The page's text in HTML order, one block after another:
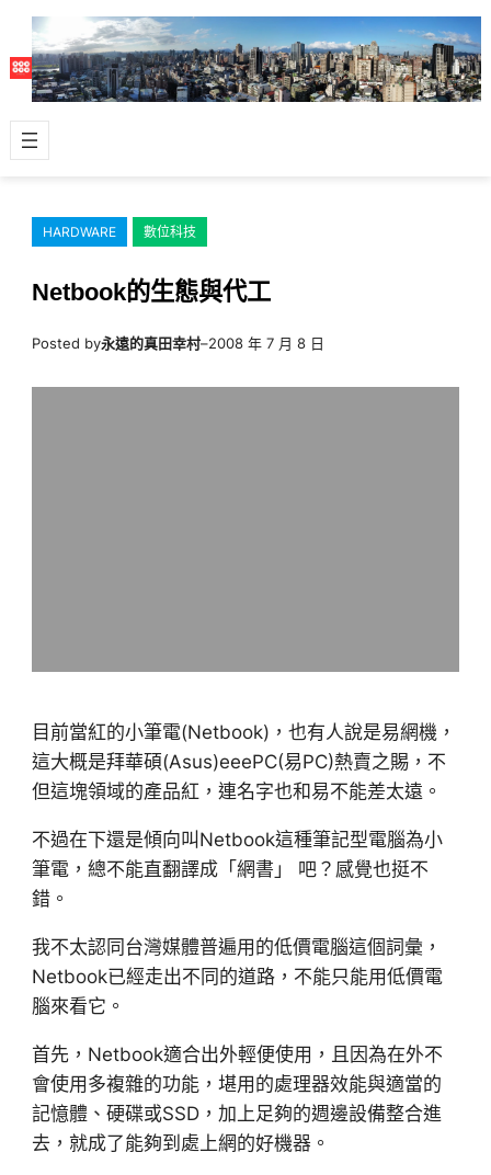
主
容
HARDWARE 數位科技
Netbook的生態與代工
Posted by永遠的真田幸村–2008 年 7 月 8 日
目前當紅的小筆電(Netbook)，也有人說是易網機，
這大概是拜華碩(Asus)eeePC(易PC)熱賣之賜，不
但這塊領域的產品紅，連名字也和易不能差太遠。
不過在下還是傾向叫Netbook這種筆記型電腦為小
筆電，總不能直翻譯成「網書」 吧？感覺也挺不
錯。
我不太認同台灣媒體普遍用的低價電腦這個詞彙，
Netbook已經走出不同的道路，不能只能用低價電
腦來看它。
首先，Netbook適合出外輕便使用，且因為在外不
會使用多複雜的功能，堪用的處理器效能與適當的
記憶體、硬碟或SSD，加上足夠的週邊設備整合進
去，就成了能夠到處上網的好機器。